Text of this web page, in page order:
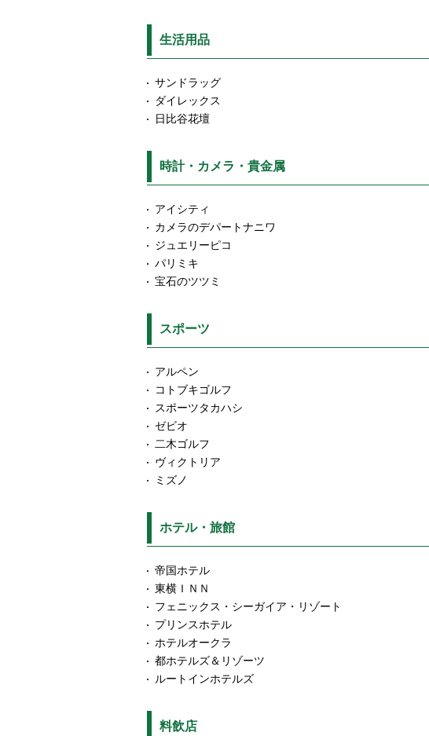
生活用品
サンドラッグ
ダイレックス
日比谷花壇
時計・カメラ・貴金属
アイシティ
カメラのデパートナニワ
ジュエリーピコ
パリミキ
宝石のツツミ
スポーツ
アルペン
コトブキゴルフ
スポーツタカハシ
ゼビオ
二木ゴルフ
ヴィクトリア
ミズノ
ホテル・旅館
帝国ホテル
東横ＩＮＮ
フェニックス・シーガイア・リゾート
プリンスホテル
ホテルオークラ
都ホテルズ＆リゾーツ
ルートインホテルズ
料飲店